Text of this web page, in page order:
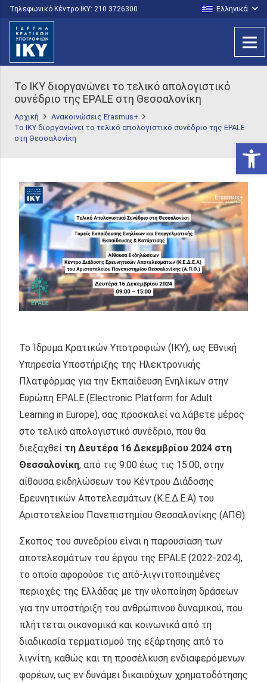
Τηλεφωνικό Κέντρο IKY: 210 3726300 Ελληνικά
Το ΙΚΥ διοργανώνει το τελικό απολογιστικό
συνέδριο της EPALE στη Θεσσαλονίκη
Αρχική
Ανακοινώσεις Erasmus+
Το ΙΚΥ διοργανώνει το τελικό απολογιστικό συνέδριο της EPALE
στη Θεσσαλονίκη
Το Ίδρυμα Κρατικών Υποτροφιών (IKY), ως Εθνική
Υπηρεσία Υποστήριξης της Ηλεκτρονικής
Πλατφόρμας για την Εκπαίδευση Ενηλίκων στην
Ευρώπη EPALE (Electronic Platform for Adult
Learning in Europe), σας προσκαλεί να λάβετε μέρος
στο τελικό απολογιστικό συνέδριο, που θα
διεξαχθεί τη Δευτέρα 16 Δεκεμβρίου 2024 στη
Θεσσαλονίκη, από τις 9:00 έως τις 15:00, στην
αίθουσα εκδηλώσεων του Κέντρου Διάδοσης
Ερευνητικών Αποτελεσμάτων (Κ.Ε.Δ.Ε.Α) του
Αριστοτελείου Πανεπιστημίου Θεσσαλονίκης (ΑΠΘ).
Σκοπός του συνεδρίου είναι η παρουσίαση των
αποτελεσμάτων του έργου της EPALE (2022-2024),
το οποίο αφορούσε τις από-λιγνιτοποιημένες
περιοχές της Ελλάδας με την υλοποίηση δράσεων
για την υποστήριξη του ανθρώπινου δυναμικού, που
πλήττεται οικονομικά και κοινωνικά από τη
διαδικασία τερματισμού της εξάρτησης από το
λιγνίτη, καθώς και τη προσέλκυση ενδιαφερόμενων
φορέων, ως εν δυνάμει δικαιούχων χρηματοδότησης